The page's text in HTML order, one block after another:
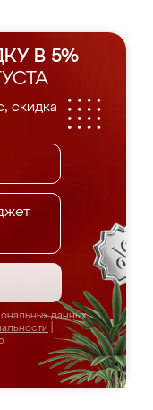
В 5%
скидка
данных